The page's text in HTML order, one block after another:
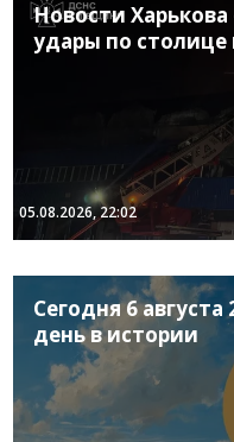
Новости Харькова
удары по столице
05.08.2026, 22:02
Сегодня 6
день в истории